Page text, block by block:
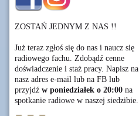
ZOSTAŃ JEDNYM Z NAS !!
Już teraz zgłoś się do nas i naucz się
radiowego fachu. Zdobądź cenne
doświadczenie i staż pracy. Napisz na
nasz adres e-mail lub na FB lub
przyjdź w poniedziałek o 20:00 na
spotkanie radiowe w naszej siedzibie.